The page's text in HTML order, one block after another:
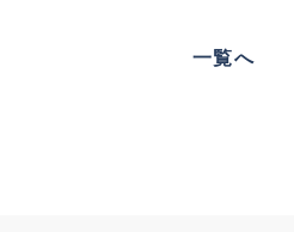
一覧へ